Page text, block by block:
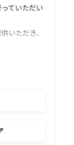
ていただい
いただき、